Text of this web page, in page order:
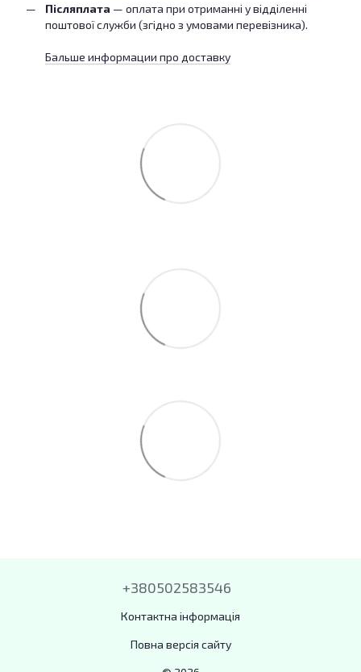
Післяплата — оплата при отриманні у відділенні
поштової служби (згідно з умовами перевізника).
Бальше информации про доставку
+380502583546
Контактна інформація
Повна версія сайту